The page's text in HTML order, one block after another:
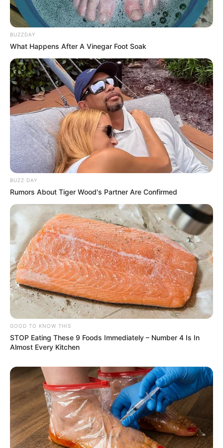
12:10 / 06 Avqust 2026
48 nəfər
53 0 0
11:49 / 06 Avqust 2026 CƏMİYYƏT
0
BUZZDAY
What Happens After A Vinegar Foot Soak
BUZZ DAY
Rumors About Tiger Wood's Partner Are Confirmed
GOOD TO KNOW THIS
STOP Eating These 9 Foods Immediately – Number 4 Is In
Almost Every Kitchen